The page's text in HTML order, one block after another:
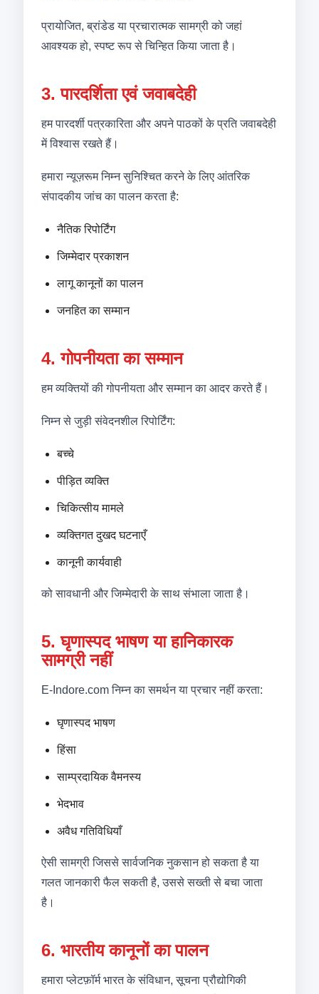
प्रायोजित, ब्रांडेड या प्रचारात्मक सामग्री को जहां
आवश्यक हो, स्पष्ट रूप से चिन्हित किया जाता है।
3. पारदर्शिता एवं जवाबदेही
हम पारदर्शी पत्रकारिता और अपने पाठकों के प्रति जवाबदेही
में विश्वास रखते हैं।
हमारा न्यूज़रूम निम्न सुनिश्चित करने के लिए आंतरिक
संपादकीय जांच का पालन करता है:
नैतिक रिपोर्टिंग
जिम्मेदार प्रकाशन
लागू कानूनों का पालन
जनहित का सम्मान
4. गोपनीयता का सम्मान
हम व्यक्तियों की गोपनीयता और सम्मान का आदर करते हैं।
निम्न से जुड़ी संवेदनशील रिपोर्टिंग:
बच्चे
पीड़ित व्यक्ति
चिकित्सीय मामले
व्यक्तिगत दुखद घटनाएँ
कानूनी कार्यवाही
को सावधानी और जिम्मेदारी के साथ संभाला जाता है।
5. घृणास्पद भाषण या हानिकारक
सामग्री नहीं
E-Indore.com निम्न का समर्थन या प्रचार नहीं करता:
घृणास्पद भाषण
हिंसा
साम्प्रदायिक वैमनस्य
भेदभाव
अवैध गतिविधियाँ
ऐसी सामग्री जिससे सार्वजनिक नुकसान हो सकता है या
गलत जानकारी फैल सकती है, उससे सख्ती से बचा जाता
है।
6. भारतीय कानूनों का पालन
हमारा प्लेटफ़ॉर्म भारत के संविधान, सूचना प्रौद्योगिकी